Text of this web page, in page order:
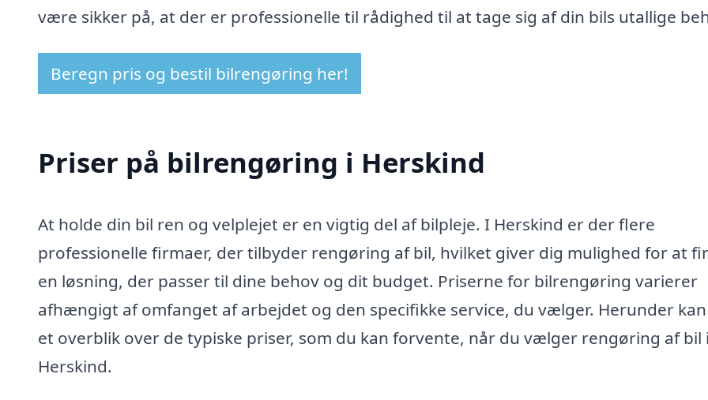
være sikker på, at der er professionelle til rådighed til at tage sig af din bils utallige
Beregn pris og bestil bilrengøring her!
Priser på bilrengøring i Herskind
At holde din bil ren og velplejet er en vigtig del af bilpleje. I Herskind er der flere
professionelle firmaer, der tilbyder rengøring af bil, hvilket giver dig mulighed for at
en løsning, der passer til dine behov og dit budget. Priserne for bilrengøring varierer
afhængigt af omfanget af arbejdet og den specifikke service, du vælger. Herunder
et overblik over de typiske priser, som du kan forvente, når du vælger rengøring af bil
Herskind.